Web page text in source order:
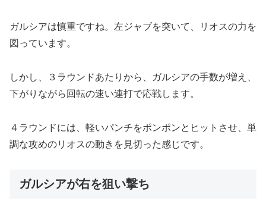
ガルシアは慎重ですね。左ジャブを突いて、リオスの力を
図っています。
しかし、３ラウンドあたりから、ガルシアの手数が増え、
下がりながら回転の速い連打で応戦します。
４ラウンドには、軽いパンチをポンポンとヒットさせ、単
調な攻めのリオスの動きを見切った感じです。
ガルシアが右を狙い撃ち